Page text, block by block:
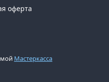
оферта
Мастеркасса